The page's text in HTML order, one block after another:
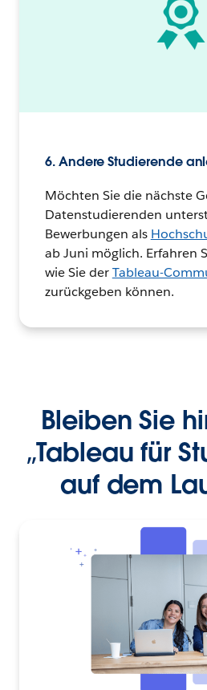
6. Andere Studierende
Möchten Sie die nächste
Datenstudierenden
Bewerbungen als
ab Juni möglich. Erfahren
wie Sie derTableau-
zurückgeben können.
Bleiben Sie
„Tableau für
auf dem